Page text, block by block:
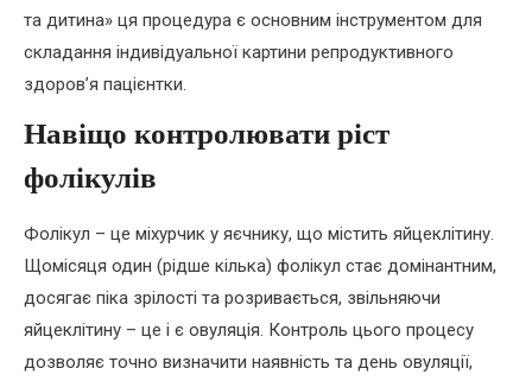
та дитина» ця процедура є основним інструментом для
складання індивідуальної картини репродуктивного
здоров’я пацієнтки.
Навіщо контролювати ріст
фолікулів
Фолікул – це міхурчик у яєчнику, що містить яйцеклітину.
Щомісяця один (рідше кілька) фолікул стає домінантним,
досягає піка зрілості та розривається, звільняючи
яйцеклітину – це і є овуляція. Контроль цього процесу
дозволяє точно визначити наявність та день овуляції,